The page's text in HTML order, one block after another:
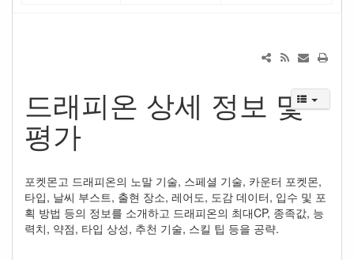
드래피온 상세 정보 및
평가
포켓몬고 드래피온의 노말 기술, 스페셜 기술, 카운터 포켓몬,
타입, 날씨 부스트, 출현 장소, 레어도, 도감 데이터, 입수 및 포
획 방법 등의 정보를 소개하고 드래피온의 최대CP, 종족값, 능
력치, 약점, 타입 상성, 추천 기술, 스킬 팁 등을 공략.